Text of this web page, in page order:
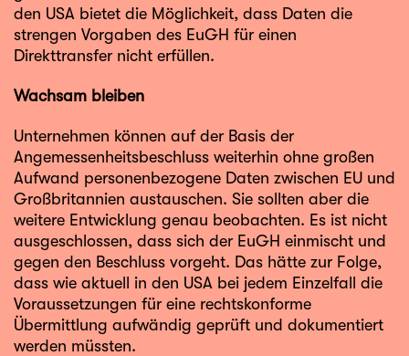
den USA bietet die Möglichkeit, dass Daten die
strengen Vorgaben des EuGH für einen
Direkttransfer nicht erfüllen.
Wachsam bleiben
Unternehmen können auf der Basis der
Angemessenheitsbeschluss weiterhin ohne großen
Aufwand personenbezogene Daten zwischen EU und
Großbritannien austauschen. Sie sollten aber die
weitere Entwicklung genau beobachten. Es ist nicht
ausgeschlossen, dass sich der EuGH einmischt und
gegen den Beschluss vorgeht. Das hätte zur Folge,
dass wie aktuell in den USA bei jedem Einzelfall die
Voraussetzungen für eine rechtskonforme
Übermittlung aufwändig geprüft und dokumentiert
werden müssten.